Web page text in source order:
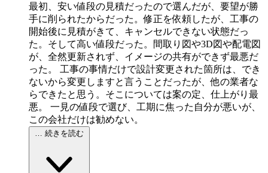
最初、安い値段の見積だったので選んだが、要望が勝
手に削られたからだった。修正を依頼したが、工事の
開始後に見積がきて、キャンセルできない状態だっ
た。そして高い値段だった。間取り図や3D図や配電図
が、全然更新されず、イメージの共有ができず最悪だ
った。 工事の事情だけで設計変更された箇所は、でき
ないから変更しますと言うことだったが、他の業者な
らできたと思う。そこについては案の定、仕上がり最
悪。 一見の値段で選び、工期に焦った自分が悪いが、
この会社だけは勧めない。
… 続きを読む